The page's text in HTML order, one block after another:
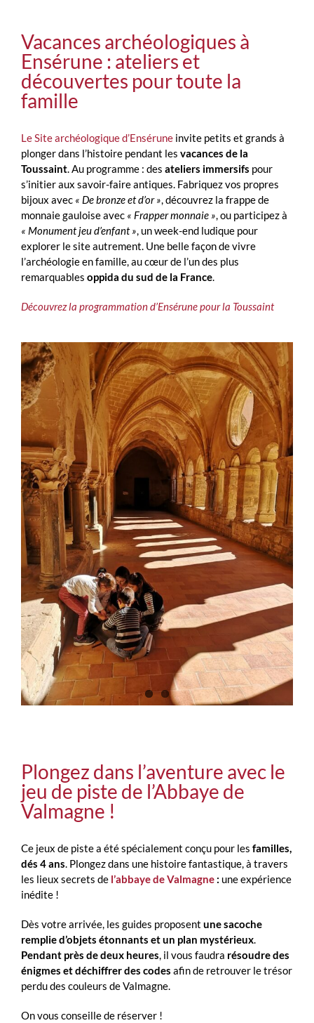
Vacances archéologiques à
Ensérune : ateliers et
découvertes pour toute la
famille
Le Site archéologique d’Enséruneinvite petits et grands à
plonger dans l’histoire pendant les vacances de la
Toussaint. Au programme : des ateliers immersifs pour
s’initier aux savoir-faire antiques. Fabriquez vos propres
bijoux avec « De bronze et d’or », découvrez la frappe de
monnaie gauloise avec « Frapper monnaie », ou participez à
« Monument jeu d’enfant », un week-end ludique pour
explorer le site autrement. Une belle façon de vivre
l’archéologie en famille, au cœur de l’un des plus
remarquables oppida du sud de la France.
Découvrez la programmation d’Ensérune pour la Toussaint
Plongez dans l’aventure avec le
jeu de piste de l’Abbaye de
Valmagne !
Ce jeux de piste a été spécialement conçu pour les familles,
dés 4 ans. Plongez dans une histoire fantastique, à travers
les lieux secrets del’abbaye de Valmagne: une expérience
inédite !
Dès votre arrivée, les guides proposent une sacoche
remplie d’objets étonnants et un plan mystérieux.
Pendant près de deux heures, il vous faudra résoudre des
énigmes et déchiffrer des codes afin de retrouver le trésor
perdu des couleurs de Valmagne.
On vous conseille de réserver !